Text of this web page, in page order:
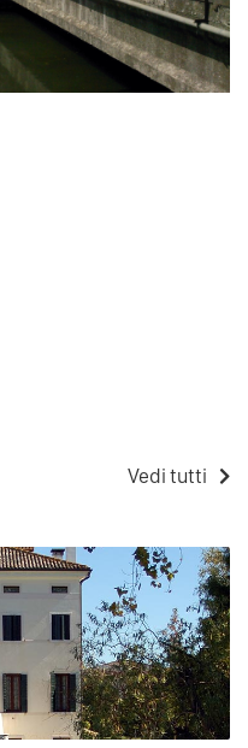
Vedi tutti